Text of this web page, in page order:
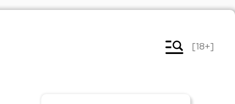
[18+]